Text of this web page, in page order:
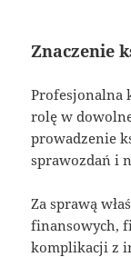
Znaczenie
Profesjonalna
rolę w
prowadzenie
sprawozdań i
Za sprawą
finansowych,
komplikacji z